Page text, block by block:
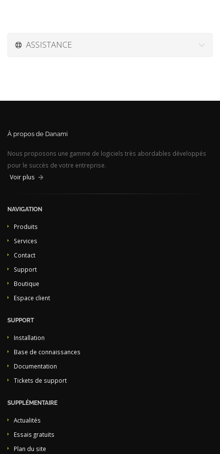
ASSISTANCE
À propos de Danami
Nous proposons une gamme de logiciels très abordables développés
pour le succès de votre entreprise.
Voir plus
NAVIGATION
Produits
Services
Contact
Support
Boutique
Espace client
SUPPORT
Installation
Base de connaissances
Documentation
Tickets de support
SUPPLÉMENTAIRE
Actualités
Essais gratuits
Plan du site